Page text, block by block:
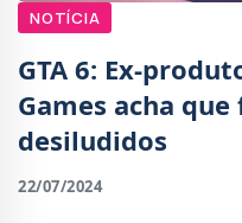
NOTÍCIA
GTA 6: Ex-
Games acha
desiludidos
22/07/2024